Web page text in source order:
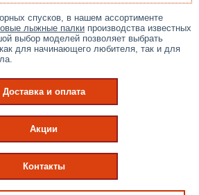
спусков, в нашем ассортименте
лыжные палки производства известных
выбор моделей позволяет выбрать
для начинающего любителя, так и для
Доставка и оплата
Акции
Контакты